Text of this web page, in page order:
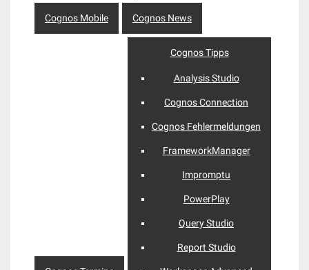
Cognos Mobile Cognos News
Cognos Tipps
Analysis Studio
Cognos Connection
Cognos Fehlermeldungen
FrameworkManager
Impromptu
PowerPlay
Query Studio
Report Studio